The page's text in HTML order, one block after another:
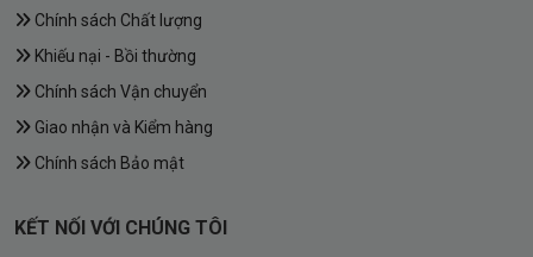
Chính sách Chất lượng
Khiếu nại - Bồi thường
Chính sách Vận chuyển
Giao nhận và Kiểm hàng
Chính sách Bảo mật
KẾT NỐI VỚI CHÚNG TÔI